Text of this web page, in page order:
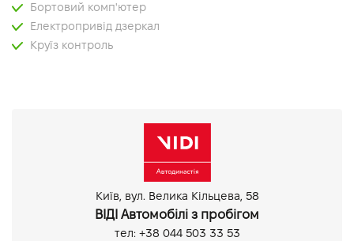
Бортовий комп'ютер
Електропривід дзеркал
Круїз контроль
Київ, вул. Велика Кільцева, 58
ВІДІ Автомобілі з пробігом
тел: +38 044 503 33 53